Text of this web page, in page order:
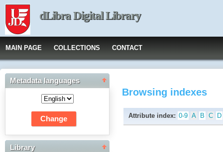
dLibra Digital Library
MAIN PAGE COLLECTIONS CONTACT
Metadata languages
Library
Browsing indexes
Attribute index: 0-9 A B C D